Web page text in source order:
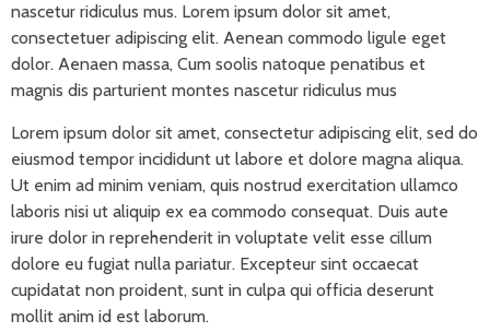
nascetur ridiculus mus. Lorem ipsum dolor sit amet,
consectetuer adipiscing elit. Aenean commodo ligule eget
dolor. Aenaen massa, Cum soolis natoque penatibus et
magnis dis parturient montes nascetur ridiculus mus
Lorem ipsum dolor sit amet, consectetur adipiscing elit, sed do
eiusmod tempor incididunt ut labore et dolore magna aliqua.
Ut enim ad minim veniam, quis nostrud exercitation ullamco
laboris nisi ut aliquip ex ea commodo consequat. Duis aute
irure dolor in reprehenderit in voluptate velit esse cillum
dolore eu fugiat nulla pariatur. Excepteur sint occaecat
cupidatat non proident, sunt in culpa qui officia deserunt
mollit anim id est laborum.